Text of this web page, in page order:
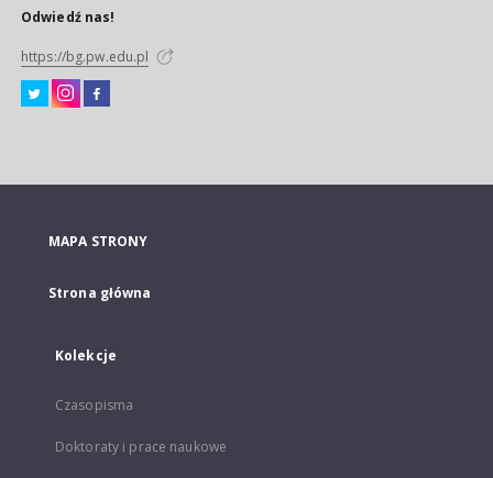
Odwiedź nas!
https://bg.pw.edu.pl
MAPA STRONY
Strona główna
Kolekcje
Czasopisma
Doktoraty i prace naukowe